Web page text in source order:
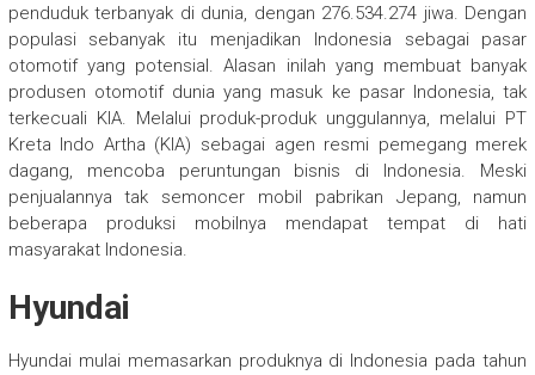
penduduk terbanyak di dunia, dengan 276.534.274 jiwa. Dengan
populasi sebanyak itu menjadikan Indonesia sebagai pasar
otomotif yang potensial. Alasan inilah yang membuat banyak
produsen otomotif dunia yang masuk ke pasar Indonesia, tak
terkecuali KIA. Melalui produk-produk unggulannya, melalui PT
Kreta Indo Artha (KIA) sebagai agen resmi pemegang merek
dagang, mencoba peruntungan bisnis di Indonesia. Meski
penjualannya tak semoncer mobil pabrikan Jepang, namun
beberapa produksi mobilnya mendapat tempat di hati
masyarakat Indonesia.
Hyundai
Hyundai mulai memasarkan produknya di Indonesia pada tahun